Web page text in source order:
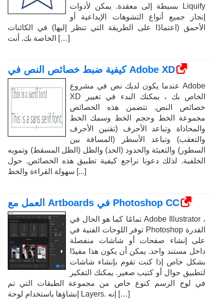
بسيطة إلى معقدة. يمكن لأدوات Liquify
إنجاز جميع أنواع التشوهات الإبداعية أو
الأحمق (اعتمادًا على الطريقة التي تنظر إليها) في الكائنات
الخاصة بك. أنت […]
كيفية ضبط خصائص النص في Adobe XD
عندما يكون لديك نص في مشروع Adobe
XD الخاص بك ، يمكنك البدء في تغيير
خصائص النص. تتضمن هذه الخصائص
مجموعة الخط وحجم الخط وسمك الخط
والمحاذاة وتباعد الأحرف (تقنين الأحرف
والتعقب) وتباعد الأسطر (المسافة بين
السطور) والتعبئة والحدود (الحد) والظل (الظل المسقط) وتمويه
الخلفية. لذلك دعونا نراجع كيفية تطبيق هذه الخصائص. حول
سهولة القراءة والخط [...]
العمل مع Artboards في Photoshop CC
تمامًا كما هو الحال في Adobe Illustrator ،
توفر اللوحات الفنية في Photoshop القدرة
على إنشاء صفحات أو شاشات منفصلة
داخل مستند واحد. يمكن أن يكون هذا مفيدًا
بشكل خاص إذا كنت تقوم بإنشاء شاشات
لتطبيق جوال أو كتيب صغير. يمكنك التفكير
في لوح الرسم كنوع خاص من مجموعة الطبقات التي تم
إنشاؤها باستخدام لوحة Layers. إنه […]